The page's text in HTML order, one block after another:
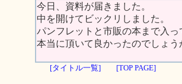
今日、資料が届きました。
中を開けてビックリしました。
パンフレットと市販の本まで入っ
本当に頂いて良かったのでしょう
[タイトル一覧] [TOP PAGE]